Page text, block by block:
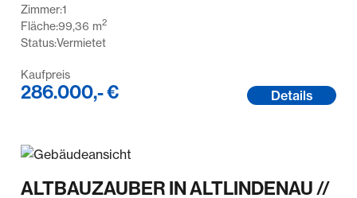
Zimmer:1
Fläche:99,36 m2
Status:Vermietet
Kaufpreis
286.000,- € Details
ALTBAUZAUBER IN ALTLINDENAU //